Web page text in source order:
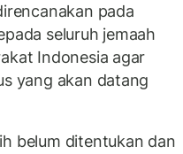
pada
seluruh jemaah
Indonesia agar
yang akan datang
belum ditentukan dan